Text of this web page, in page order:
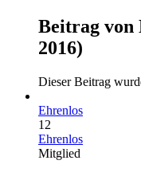
Beitrag von
2016)
Dieser Beitrag
Ehrenlos
12
Ehrenlos
Mitglied